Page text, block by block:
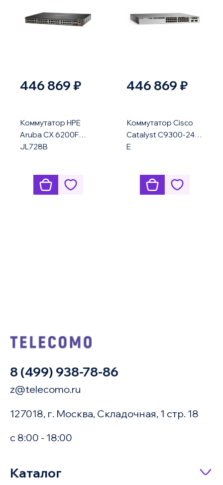
446 869 ₽
Коммутатор HPE
Aruba CX 6200F
JL728B
446 869 ₽
Коммутатор Cisco
Catalyst C9300-24T-
E
8 (499) 938-78-86
z@telecomo.ru
127018, г. Москва, Складочная, 1 стр. 18
с 8:00 - 18:00
Каталог